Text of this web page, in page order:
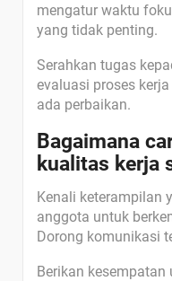
mengatur waktu
yang tidak penting.
Serahkan tugas
evaluasi proses
ada perbaikan.
Bagaimana
kualitas kerja
Kenali keterampilan
anggota untuk
Dorong komunikasi
Berikan kesempatan